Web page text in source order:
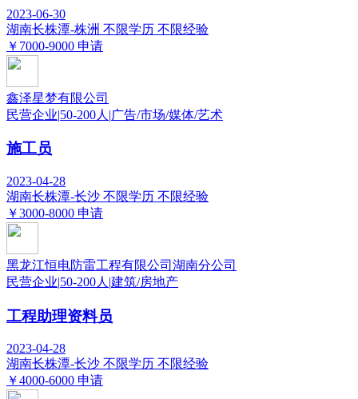
2023-06-30
湖南长株潭-株洲 不限学历 不限经验
￥7000-9000 申请
鑫泽星梦有限公司
民营企业|50-200人 |广告/市场/媒体/艺术
施工员
2023-04-28
湖南长株潭-长沙 不限学历 不限经验
￥3000-8000 申请
黑龙江恒电防雷工程有限公司湖南分公司
民营企业|50-200人 |建筑/房地产
工程助理资料员
2023-04-28
湖南长株潭-长沙 不限学历 不限经验
￥4000-6000 申请